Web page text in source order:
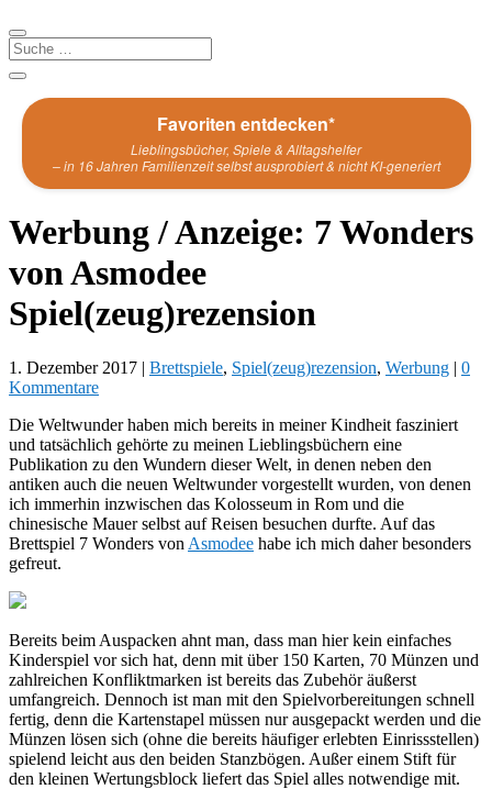
Favoriten entdecken*
Lieblingsbücher, Spiele & Alltagshelfer
– in 16 Jahren Familienzeit selbst ausprobiert & nicht KI-generiert
Werbung / Anzeige: 7 Wonders
von Asmodee
Spiel(zeug)rezension
1. Dezember 2017 | Brettspiele, Spiel(zeug)rezension, Werbung | 0
Kommentare
Die Weltwunder haben mich bereits in meiner Kindheit fasziniert
und tatsächlich gehörte zu meinen Lieblingsbüchern eine
Publikation zu den Wundern dieser Welt, in denen neben den
antiken auch die neuen Weltwunder vorgestellt wurden, von denen
ich immerhin inzwischen das Kolosseum in Rom und die
chinesische Mauer selbst auf Reisen besuchen durfte. Auf das
Brettspiel 7 Wonders von Asmodee habe ich mich daher besonders
gefreut.
Bereits beim Auspacken ahnt man, dass man hier kein einfaches
Kinderspiel vor sich hat, denn mit über 150 Karten, 70 Münzen und
zahlreichen Konfliktmarken ist bereits das Zubehör äußerst
umfangreich. Dennoch ist man mit den Spielvorbereitungen schnell
fertig, denn die Kartenstapel müssen nur ausgepackt werden und die
Münzen lösen sich (ohne die bereits häufiger erlebten Einrissstellen)
spielend leicht aus den beiden Stanzbögen. Außer einem Stift für
den kleinen Wertungsblock liefert das Spiel alles notwendige mit.